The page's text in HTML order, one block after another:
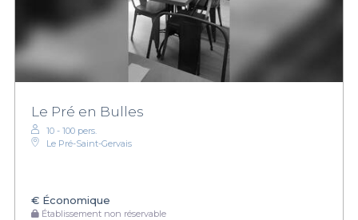
Le Pré en Bulles
10 - 100 pers.
Le Pré-Saint-Gervais
€ Économique
Établissement non réservable